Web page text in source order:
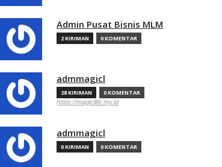
Admin Pusat Bisnis MLM
2 KIRIMAN 0 KOMENTAR
admmagicl
28 KIRIMAN 0 KOMENTAR
https://magiclife.my.id
admmagicl
0 KIRIMAN 0 KOMENTAR